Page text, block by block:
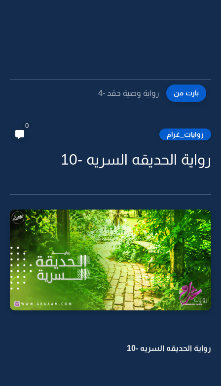
بارت من رواية وصية حقد -4
روايات_غرام
0
رواية الحديقه السريه -10
رواية الحديقه السريه -10